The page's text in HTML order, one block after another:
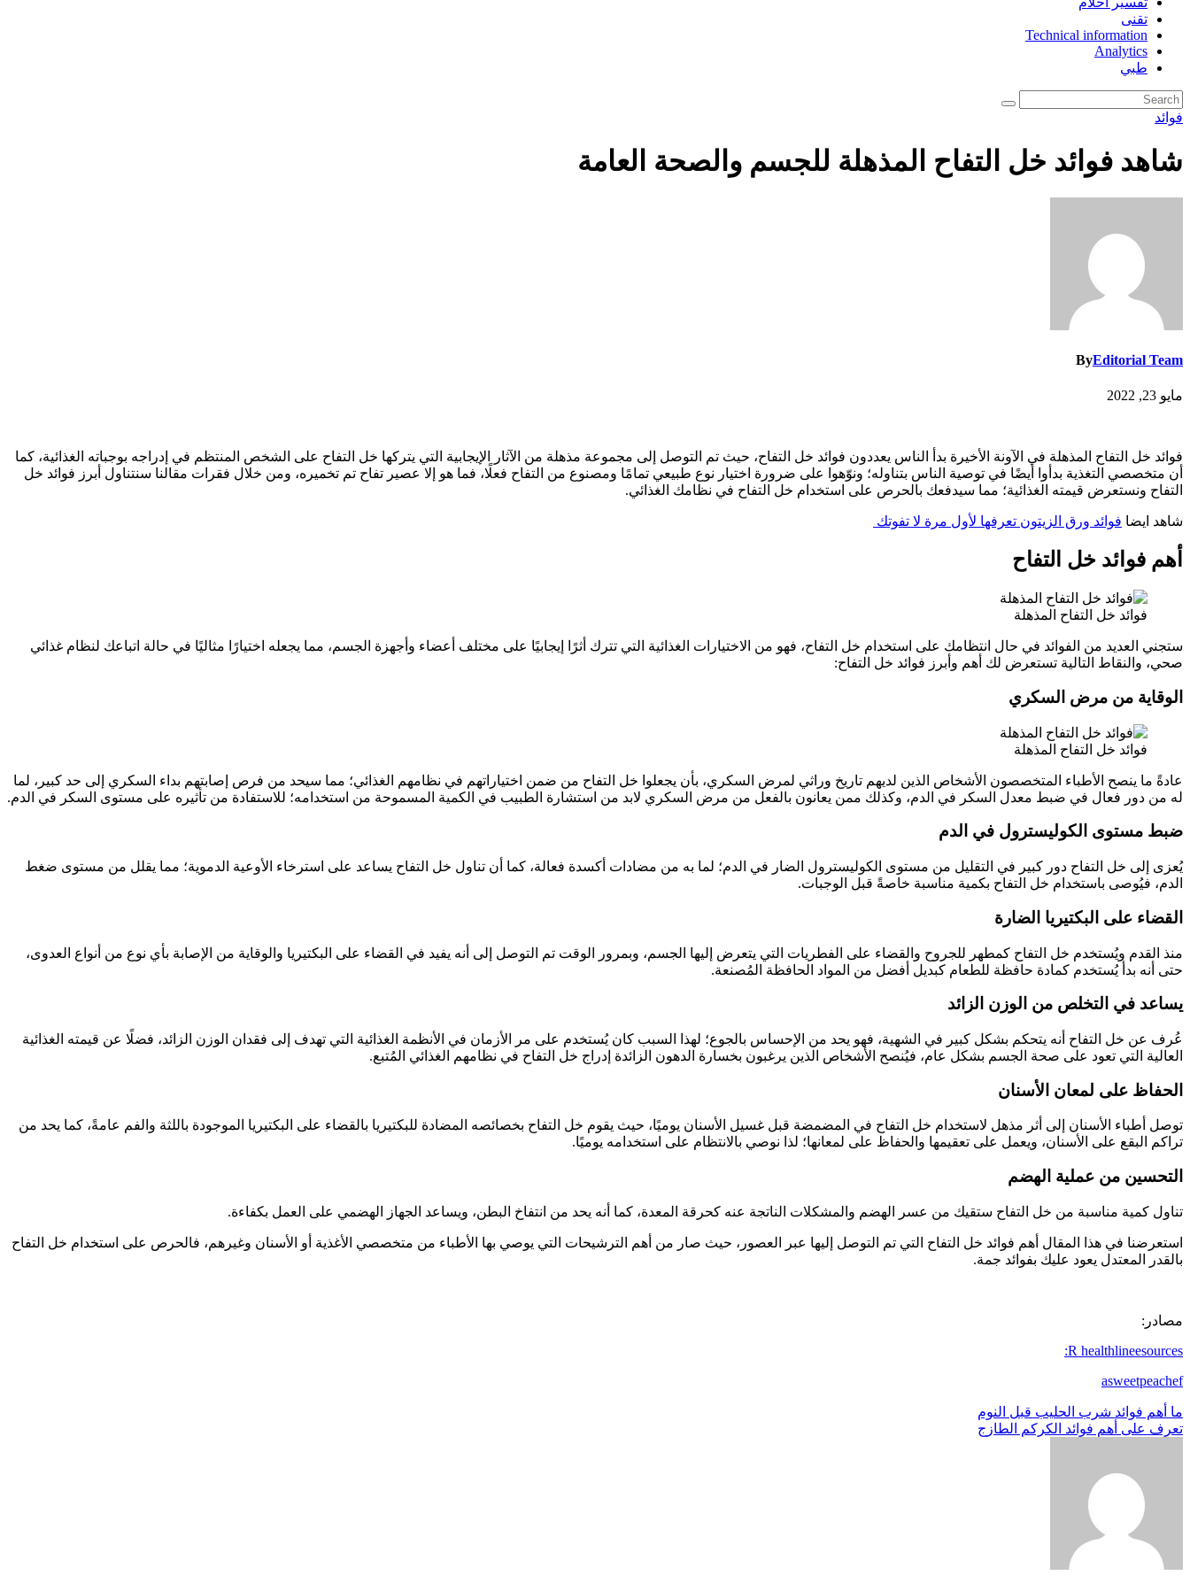
تقنى
Technical information
Analytics
طبي
فوائد
شاهد فوائد خل التفاح المذهلة للجسم والصحة العامة
ByEditorial Team
مايو 23, 2022
فوائد خل التفاح المذهلة في الآونة الأخيرة بدأ الناس يعددون فوائد خل التفاح، حيث تم التوصل إلى مجموعة مذهلة من الآثار الإيجابية التي يتركها خل التفاح على الشخص المنتظم في إدراجه بوجباته الغذائية، كما
أن متخصصي التغذية بدأوا أيضًا في توصية الناس بتناوله؛ ونوّهوا على ضرورة اختيار نوع طبيعي تمامًا ومصنوع من التفاح فعلًا، فما هو إلا عصير تفاح تم تخميره، ومن خلال فقرات مقالنا سنتناول أبرز فوائد خل
التفاح ونستعرض قيمته الغذائية؛ مما سيدفعك بالحرص على استخدام خل التفاح في نظامك الغذائي.
شاهد ايضا فوائد ورق الزيتون تعرفها لأول مرة لا تفوتك
أهم فوائد خل التفاح
فوائد خل التفاح المذهلة
ستجني العديد من الفوائد في حال انتظامك على استخدام خل التفاح، فهو من الاختيارات الغذائية التي تترك أثرًا إيجابيًا على مختلف أعضاء وأجهزة الجسم، مما يجعله اختيارًا مثاليًا في حالة اتباعك لنظام غذائي
صحي، والنقاط التالية تستعرض لك أهم وأبرز فوائد خل التفاح:
الوقاية من مرض السكري
فوائد خل التفاح المذهلة
عادةً ما ينصح الأطباء المتخصصون الأشخاص الذين لديهم تاريخ وراثي لمرض السكري، بأن يجعلوا خل التفاح من ضمن اختياراتهم في نظامهم الغذائي؛ مما سيحد من فرص إصابتهم بداء السكري إلى حد كبير، لما
له من دور فعال في ضبط معدل السكر في الدم، وكذلك ممن يعانون بالفعل من مرض السكري لابد من استشارة الطبيب في الكمية المسموحة من استخدامه؛ للاستفادة من تأثيره على مستوى السكر في الدم.
ضبط مستوى الكوليسترول في الدم
يُعزى إلى خل التفاح دور كبير في التقليل من مستوى الكوليسترول الضار في الدم؛ لما به من مضادات أكسدة فعالة، كما أن تناول خل التفاح يساعد على استرخاء الأوعية الدموية؛ مما يقلل من مستوى ضغط
الدم، فيُوصى باستخدام خل التفاح بكمية مناسبة خاصةً قبل الوجبات.
القضاء على البكتيريا الضارة
منذ القدم ويُستخدم خل التفاح كمطهر للجروح والقضاء على الفطريات التي يتعرض إليها الجسم، وبمرور الوقت تم التوصل إلى أنه يفيد في القضاء على البكتيريا والوقاية من الإصابة بأي نوع من أنواع العدوى،
حتى أنه بدأ يُستخدم كمادة حافظة للطعام كبديل أفضل من المواد الحافظة المُصنعة.
يساعد في التخلص من الوزن الزائد
عُرف عن خل التفاح أنه يتحكم بشكل كبير في الشهية، فهو يحد من الإحساس بالجوع؛ لهذا السبب كان يُستخدم على مر الأزمان في الأنظمة الغذائية التي تهدف إلى فقدان الوزن الزائد، فضلًا عن قيمته الغذائية
العالية التي تعود على صحة الجسم بشكل عام، فيُنصح الأشخاص الذين يرغبون بخسارة الدهون الزائدة إدراج خل التفاح في نظامهم الغذائي المُتبع.
الحفاظ على لمعان الأسنان
توصل أطباء الأسنان إلى أثر مذهل لاستخدام خل التفاح في المضمضة قبل غسيل الأسنان يوميًا، حيث يقوم خل التفاح بخصائصه المضادة للبكتيريا بالقضاء على البكتيريا الموجودة باللثة والفم عامةً، كما يحد من
تراكم البقع على الأسنان، ويعمل على تعقيمها والحفاظ على لمعانها؛ لذا نوصي بالانتظام على استخدامه يوميًا.
التحسين من عملية الهضم
تناول كمية مناسبة من خل التفاح ستقيك من عسر الهضم والمشكلات الناتجة عنه كحرقة المعدة، كما أنه يحد من انتفاخ البطن، ويساعد الجهاز الهضمي على العمل بكفاءة.
استعرضنا في هذا المقال أهم فوائد خل التفاح التي تم التوصل إليها عبر العصور، حيث صار من أهم الترشيحات التي يوصي بها الأطباء من متخصصي الأغذية أو الأسنان وغيرهم، فالحرص على استخدام خل التفاح
بالقدر المعتدل يعود عليك بفوائد جمة.
مصادر:
R healthlineesources:
asweetpeachef
تصفّح
المقالات
ما أهم فوائد شرب الحليب قبل النوم
تعرف على أهم فوائد الكركم الطازج